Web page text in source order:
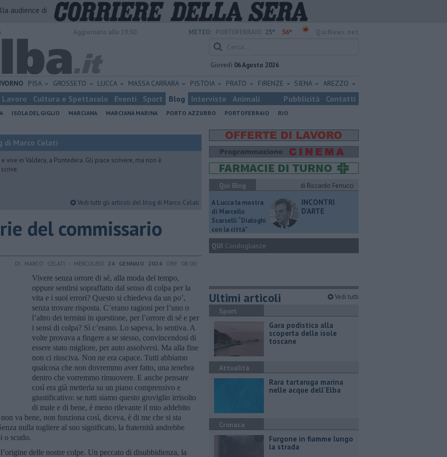
audience di
METEO: 25° 36°
Giovedì 06 Agosto 2026
PISA GROSSETO LUCCA MASSA CARRARA PISTOIA PRATO FIRENZE SIENA AREZZO
Lavoro Cultura e Spettacolo Eventi Sport Blog Interviste Animali Pubblicità Contatti
ISOLA DEL GIGLIO MARCIANA MARCIANA MARINA PORTO AZZURRO PORTOFERRAIO RIO
di Marco Celati
vive in Valdera, a Pontedera. Gli piace scrivere, ma non è
Vedi tutti gli articoli del blog di Marco Celati
del commissario
DI MARCO CELATI - MERCOLEDÌ 24 GENNAIO 2024 ORE 08:00
Vivere senza orrore di sé, alla moda del tempo,
oppure sentirsi sopraffatto dal senso di colpa per la
vita e i suoi errori? Questo si chiedeva da un po’,
senza trovare risposta. C’erano ragioni per l’uno o
l’altro dei termini in questione, per l’orrore di sé e per
i sensi di colpa? Sì c’erano. Lo sapeva, lo sentiva. A
volte provava a fingere a se stesso, convincendosi di
essere stato migliore, per auto assolversi. Ma alla fine
non ci riusciva. Non ne era capace. Tutti abbiamo
qualcosa che non dovremmo aver fatto, una tenebra
dentro che vorremmo rimuovere. E anche pensare
così era già metterla su un piano comprensivo e
giustificativo: se tutti siamo questo groviglio irrisolto
di male e di bene, è meno rilevante il mio addebito
va bene, non funziona così, diceva, è di me che si sta
nulla togliere al suo significato, la fraternità andrebbe
o scudo.
delle nostre colpe. Un peccato di disubbidienza, la
Qui Blog
di Riccardo Ferrucci
A Lucca la mostra
di Marcello
Scarselli “Dialoghi
con la città"
INCONTRI
D'ARTE
QUI Condoglianze
Ultimi articoli Vedi tutti
Sport
Gara podistica alla
scoperta delle isole
toscane
Attualità
Rara tartaruga marina
nelle acque dell'Elba
Cronaca
Furgone in fiamme lungo
la strada